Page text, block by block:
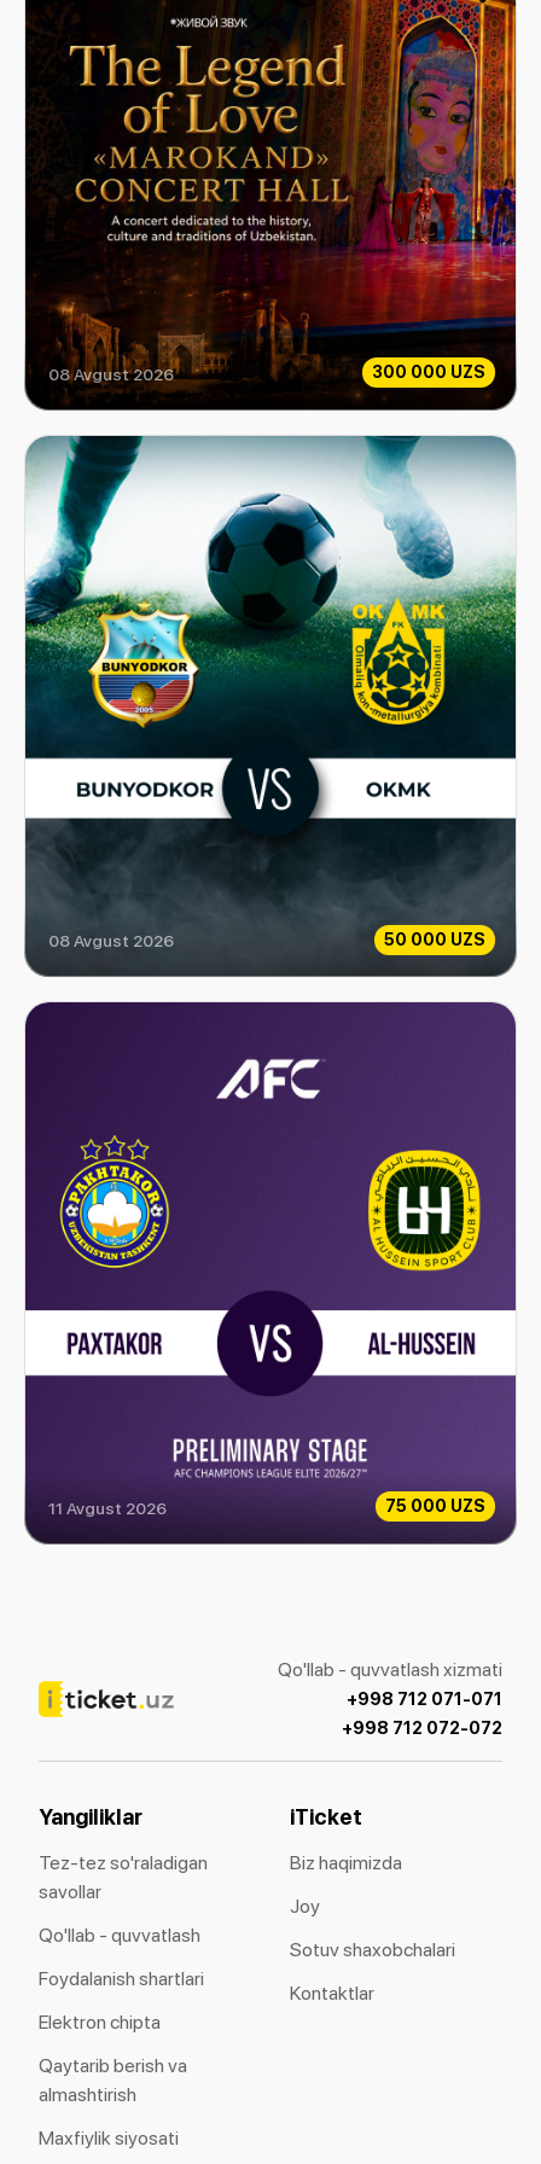
300 000 UZS
Sevgi Afsonasi
08 Avgust 2026
50 000 UZS
Bunyodkor vs OKMK
08 Avgust 2026
75 000 UZS
Paxtakor vs Al-Hussein
11 Avgust 2026
Qo'llab - quvvatlash xizmati
+998 712 071-071
+998 712 072-072
Yangiliklar
Tez-tez so'raladigan
savollar
Qo'llab - quvvatlash
Foydalanish shartlari
Elektron chipta
Qaytarib berish va
almashtirish
Maxfiylik siyosati
iTicket
Biz haqimizda
Joy
Sotuv shaxobchalari
Kontaktlar